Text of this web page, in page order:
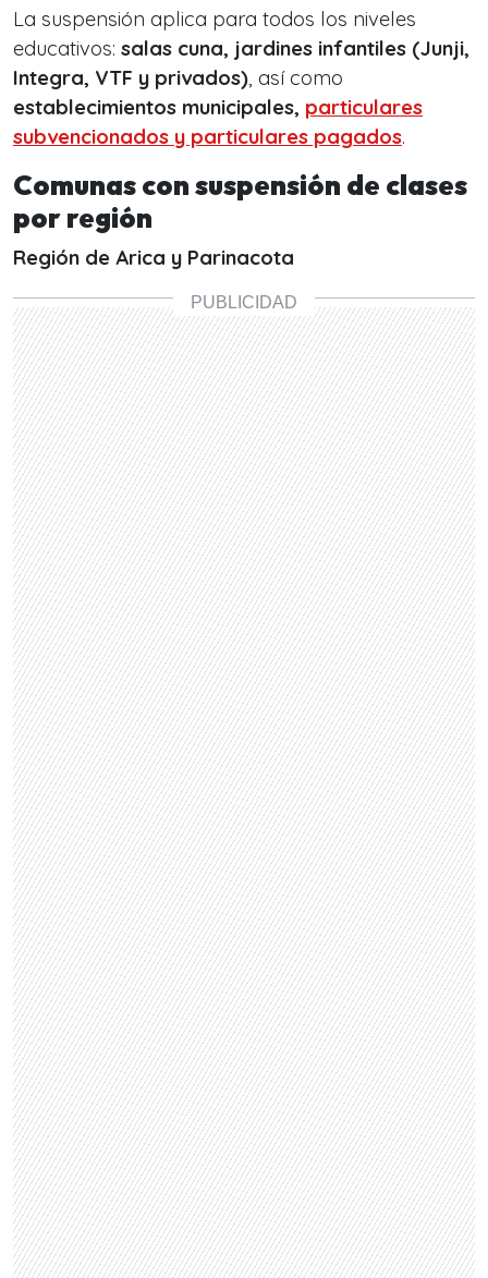
La suspensión aplica para todos los niveles
educativos: salas cuna, jardines infantiles (Junji,
Integra, VTF y privados), así como
establecimientos municipales, particulares
subvencionados y particulares pagados.
Comunas con suspensión de clases
por región
Región de Arica y Parinacota